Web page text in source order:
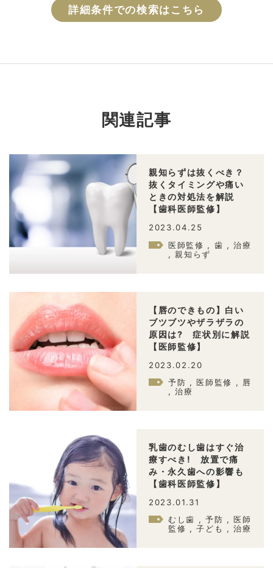
詳細条件での検索はこちら
関連記事
親知らずは抜くべき？
抜くタイミングや痛い
ときの対処法を解説
【歯科医師監修】
2023.04.25
医師監修 , 歯 , 治療
, 親知らず
【唇のできもの】白い
ブツブツやザラザラの
原因は? 症状別に解説
【医師監修】
2023.02.20
予防 , 医師監修 , 唇
, 治療
乳歯のむし歯はすぐ治
療すべき! 放置で痛
み・永久歯への影響も
【歯科医師監修】
2023.01.31
むし歯 , 予防 , 医師
監修 , 子ども , 治療